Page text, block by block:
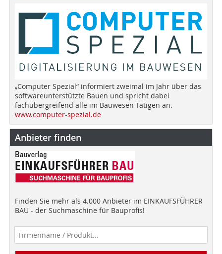
„Computer Spezial“ informiert zweimal im Jahr über das
softwareunterstützte Bauen und spricht dabei
fachübergreifend alle im Bauwesen Tätigen an.
www.computer-spezial.de
Anbieter finden
Finden Sie mehr als 4.000 Anbieter im EINKAUFSFÜHRER
BAU - der Suchmaschine für Bauprofis!